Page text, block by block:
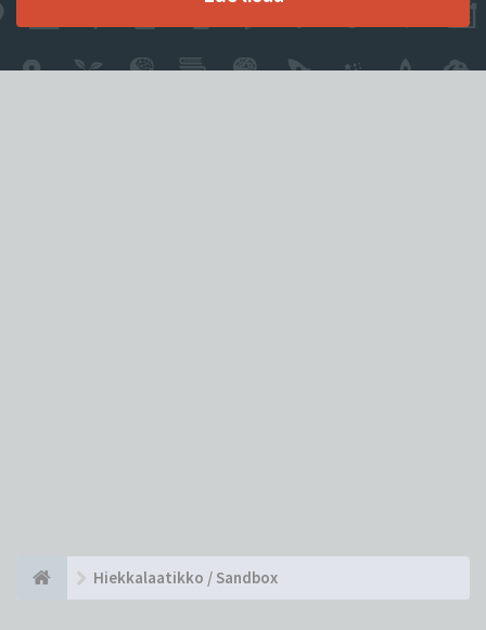
Hiekkalaatikko / Sandbox